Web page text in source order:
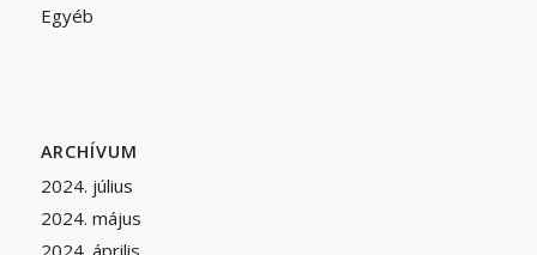
Egyéb
ARCHÍVUM
2024. július
2024. május
2024. április